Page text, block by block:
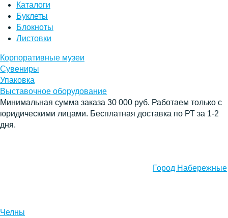
Каталоги
Буклеты
Блокноты
Листовки
Корпоративные музеи
Сувениры
Упаковка
Выставочное оборудование
Минимальная сумма заказа 30 000 руб. Работаем только с
юридическими лицами. Бесплатная доставка по РТ за 1-2
дня.
Город Набережные
Челны